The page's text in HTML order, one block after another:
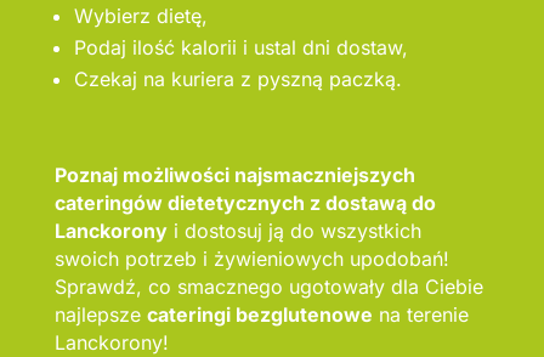
Wybierz dietę,
Podaj ilość kalorii i ustal dni dostaw,
Czekaj na kuriera z pyszną paczką.
Poznaj możliwości najsmaczniejszych
cateringów dietetycznych z dostawą do
Lanckoronyi dostosuj ją do wszystkich
swoich potrzeb i żywieniowych upodobań!
Sprawdź, co smacznego ugotowały dla Ciebie
najlepsze cateringi bezglutenowe na terenie
Lanckorony!